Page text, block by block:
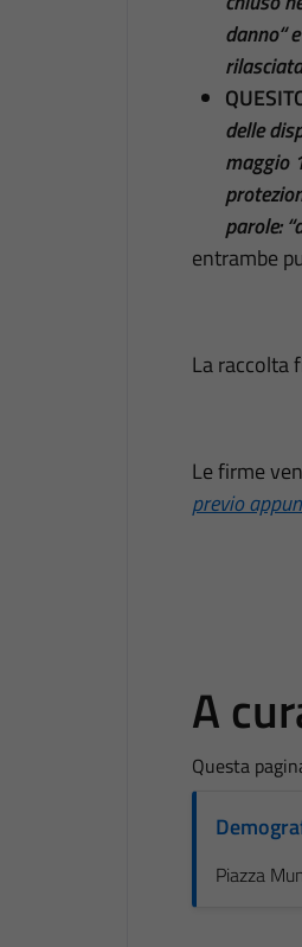
danno“
delle
maggio
parole:
entrambe
La raccolta
Le firme
previo
A
Questa
Piazza